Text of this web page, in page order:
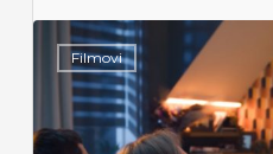
Filmovi